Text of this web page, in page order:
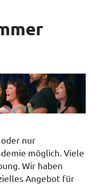
nur
möglich. Viele
Wir haben
Angebot für